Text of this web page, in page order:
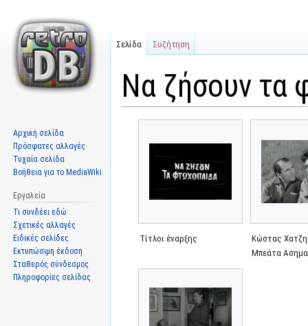
Να ζήσουν τα
πλοήγηση
αναζήτηση
Τίτλοι έναρξης
Κώστας
Μπεάτα
Σελίδα Συζήτηση
Αρχική σελίδα
Πρόσφατες αλλαγές
Τυχαία σελίδα
Βοήθεια για το MediaWiki
Εργαλεία
Τι συνδέει εδώ
Σχετικές αλλαγές
Ειδικές σελίδες
Εκτυπώσιμη έκδοση
Σταθερός σύνδεσμος
Πληροφορίες σελίδας